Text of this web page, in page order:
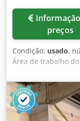
preços
Condição: usado,
Área de trabalho do
Tjck Área de
trabalho: Com
fuso principal: 13,2
eixos Altura
furação: 16